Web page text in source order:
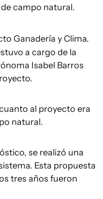
campo natural.
Ganadería y Clima.
a cargo de la
Isabel Barros
al proyecto era
natural.
se realizó una
Esta propuesta
tres años fueron